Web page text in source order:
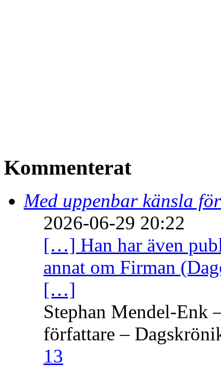
Kommenterat
Med uppenbar känsla
2026-06-29 20:22
[…] Han har även
annat om Firman
[…]
Stephan Mendel-Enk
författare –
13